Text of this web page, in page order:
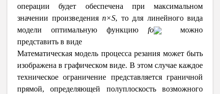
операции будет обеспечена при максимальном
значении произведения n×S, то для линейного вида
модели оптимальную функцию fо
можно
представить в виде
Математическая модель процесса резания может быть
изображена в графическом виде. В этом случае каждое
техническое ограничение представляется граничной
прямой, определяющей полуплоскость возможного